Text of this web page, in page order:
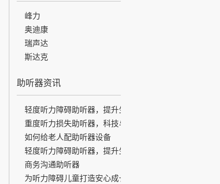
峰力
奥迪康
瑞声达
斯达克
助听器资讯
轻度听力障碍助听器，提升生活
品质的无声之选
重度听力损失助听器，科技与人
文的结合
如何给老人配助听器设备
轻度听力障碍助听器，提升生活
品质的无声之选
商务沟通助听器
为听力障碍儿童打造安心成长环